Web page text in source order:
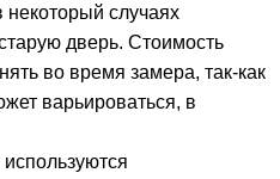
некоторый случаях
дверь. Стоимость
во время замера, так-как
варьироваться, в